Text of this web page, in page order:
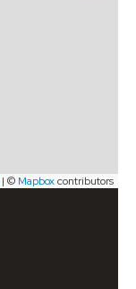
| © Mapboxcontributors